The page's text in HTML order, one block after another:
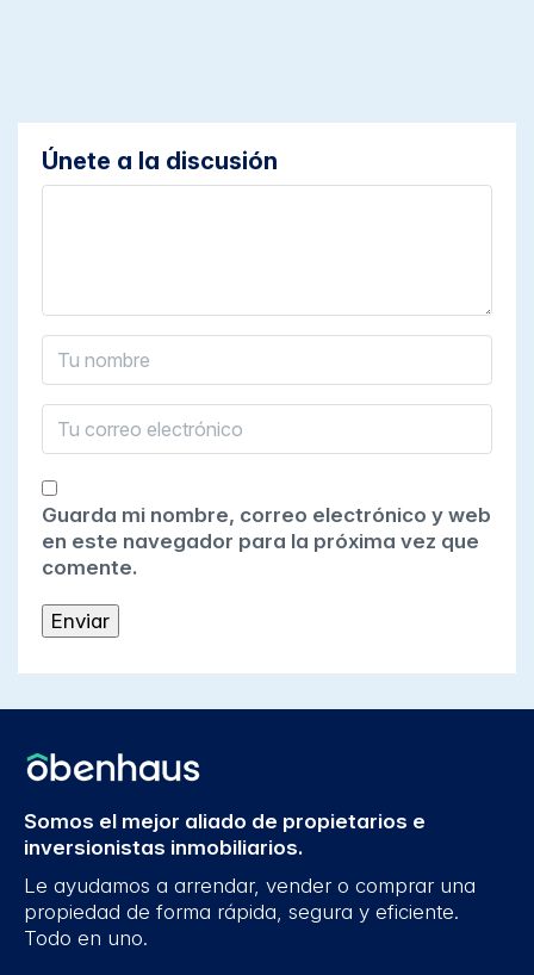
Únete a la discusión
Guarda mi nombre, correo electrónico y web
en este navegador para la próxima vez que
comente.
Somos el mejor aliado de propietarios e
inversionistas inmobiliarios.
Le ayudamos a arrendar, vender o comprar una
propiedad de forma rápida, segura y eficiente.
Todo en uno.